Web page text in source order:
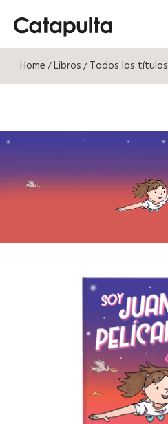
Home/Libros/Todos los títulos